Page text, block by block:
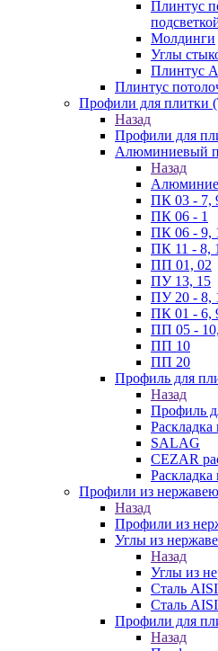
Плинтус
Молдинги
Углы
Плинтус
Плинтус
Профили для плитки
Назад
Профили для
Алюминиевый
Назад
ПК 03 - 7,
ПК 06 - 1
ПК 06 - 9,
ПК 11 - 8,
ПП 01, 02
ПУ 13, 15
ПУ 20 - 8,
ПК 01 - 6,
ПП 05 -
ПП 10
ПП 20
Профиль для
Назад
Профиль
Раскладка
SALAG
CEZAR
Профили из
Назад
Профили из
Углы из
Назад
Углы из
Сталь
Сталь
Профили для
Назад